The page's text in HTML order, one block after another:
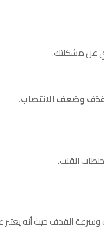
عن مشكلتك.
وضعف الانتصاب.
القذف حيث أنه